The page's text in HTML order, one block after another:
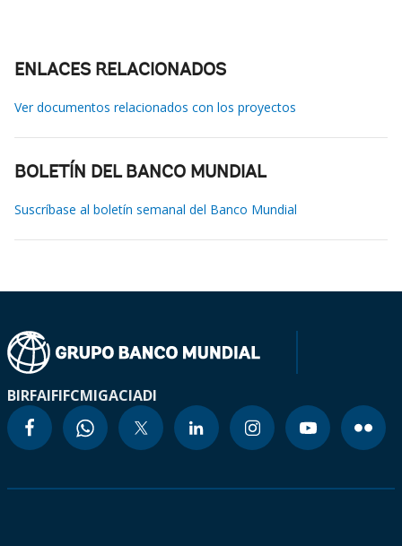
ENLACES RELACIONADOS
Ver documentos relacionados con los proyectos
BOLETÍN DEL BANCO MUNDIAL
Suscríbase al boletín semanal del Banco Mundial
BIRFAIFIFCMIGACIADI